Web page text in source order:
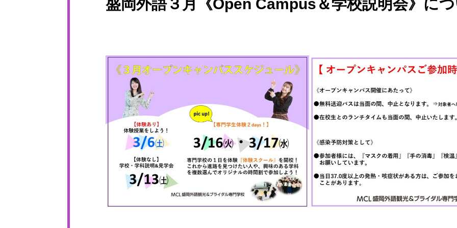
盛岡外語３月《Open Campus＆学校説明会》に